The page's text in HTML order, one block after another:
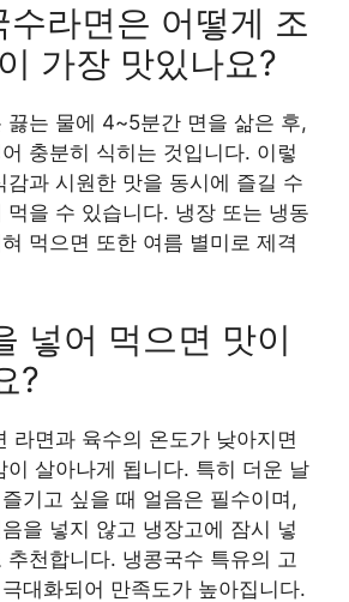
수라면은 어떻게 조
가장 맛있나요?
끓는 물에 4~5분간 면을 삶은 후,
충분히 식히는 것입니다. 이렇
감과 시원한 맛을 동시에 즐길 수
먹을 수 있습니다. 냉장 또는 냉동
먹으면 또한 여름 별미로 제격
넣어 먹으면 맛이
?
라면과 육수의 온도가 낮아지면
이 살아나게 됩니다. 특히 더운 날
기고 싶을 때 얼음은 필수이며,
을 넣지 않고 냉장고에 잠시 넣
추천합니다. 냉콩국수 특유의 고
대화되어 만족도가 높아집니다.